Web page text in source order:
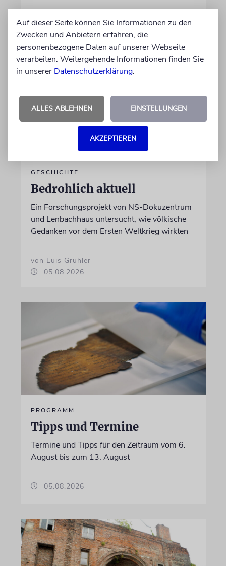
von Katrin Richter
05.08.2026
GESCHICHTE
Bedrohlich aktuell
Ein Forschungsprojekt von NS-Dokuzentrum
und Lenbachhaus untersucht, wie völkische
Gedanken vor dem Ersten Weltkrieg wirkten
von Luis Gruhler
05.08.2026
PROGRAMM
Tipps und Termine
Termine und Tipps für den Zeitraum vom 6.
August bis zum 13. August
05.08.2026
Auf dieser Seite können Sie Informationen zu den
Zwecken und Anbietern erfahren, die
personenbezogene Daten auf unserer Webseite
verarbeiten. Weitergehende Informationen finden Sie
in unserer Datenschutzerklärung.
ALLES ABLEHNEN EINSTELLUNGEN
AKZEPTIEREN